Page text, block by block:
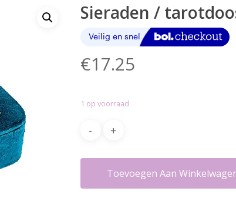
Sieraden /
€17.25
1 op voorraad
Toevoegen Aan